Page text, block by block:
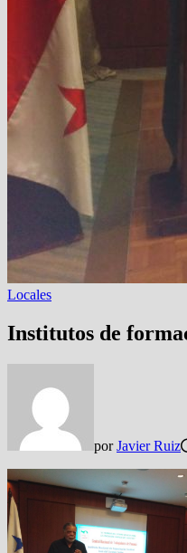
Locales
Institutos de
porJavier Ruiz